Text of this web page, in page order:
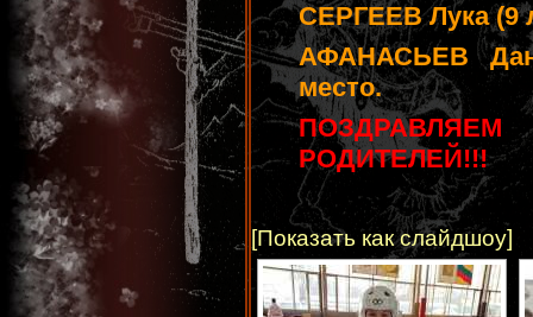
СЕРГЕЕВ Лука (9
АФАНАСЬЕВ
место.
РОДИТЕЛЕЙ!!!
[Показать как слайдшоу]